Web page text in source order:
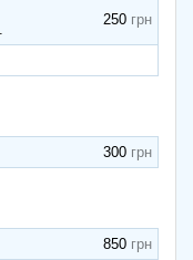
250
300
850